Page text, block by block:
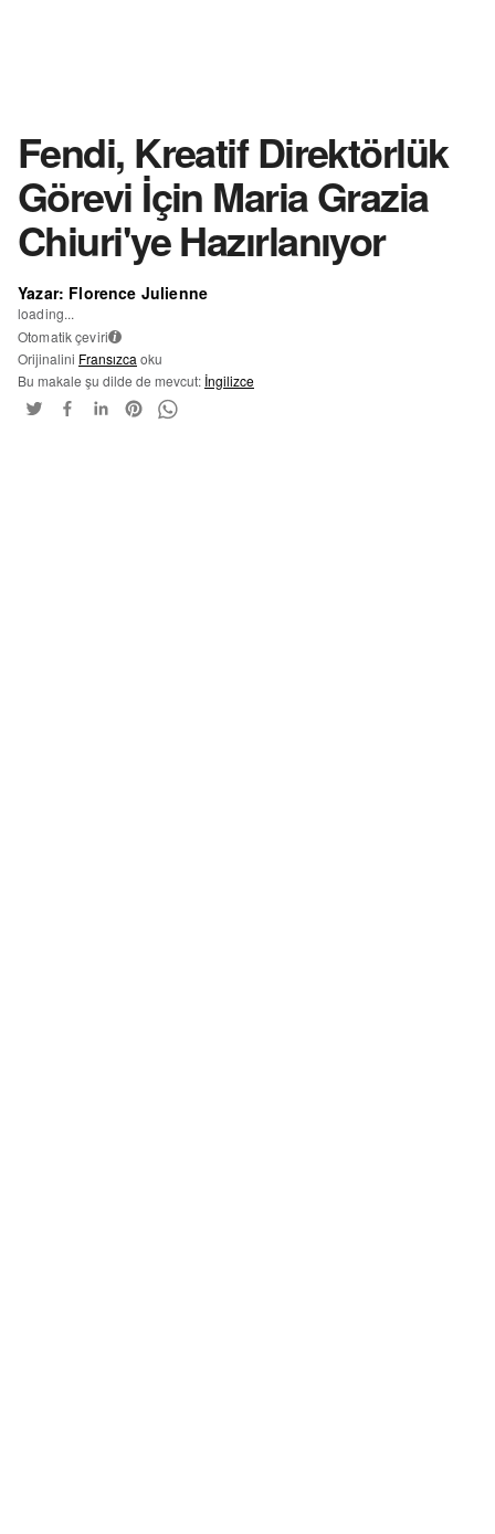
Fendi, Kreatif Direktörlük
Görevi İçin Maria Grazia
Chiuri'ye Hazırlanıyor
Yazar: Florence Julienne
loading...
Otomatik çeviri i
Orijinalini Fransızca oku
Bu makale şu dilde de mevcut: İngilizce